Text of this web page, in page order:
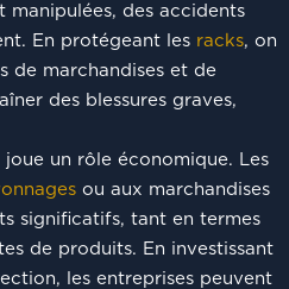
manipulées, des accidents
En protégeant les racks, on
de marchandises et de
des blessures graves,
un rôle économique. Les
ou aux marchandises
significatifs, tant en termes
de produits. En investissant
les entreprises peuvent